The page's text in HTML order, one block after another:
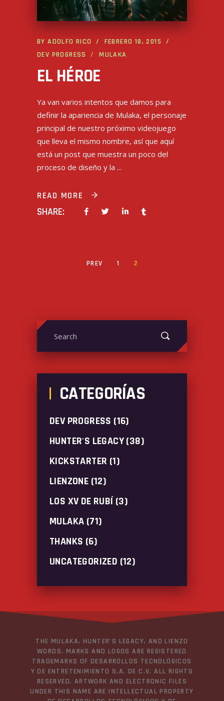
BYADOLFO RICO
FEBRERO 18, 2015
DEV PROGRESS
MULAKA
EL HÉROE
Ya van varios intentos que damos para
definir la apariencia de Mulaka, el personaje
principal de nuestro próximo videojuego
que lleva el mismo nombre, así que aquí
está un post que muestra un poco del
proceso de diseño y la
READ MORE
SHARE:
PREV 1 2
Search
CATEGORÍAS
DEV PROGRESS (16)
HUNTER'S LEGACY(38)
KICKSTARTER (1)
LIENZONE (12)
LOS XV DE RUBÍ(3)
MULAKA (71)
THANKS (6)
UNCATEGORIZED (12)
THE MULAKA, HUNTER’S LEGACY, AND LIENZO
WORDS, MARKS AND LOGOS ARE REGISTERED
TRADEMARKS OF DESARROLLOS TECNOLÓGICOS
Y DE ENTRETENIMIENTO S.A. DE C.V. ALL RIGHTS
RESERVED. ARTWORK AND ELECTRONIC FILES
UNDER THIS NAME ARE INTELLECTUAL PROPERTY